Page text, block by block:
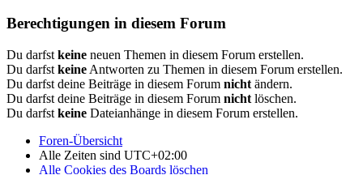
Berechtigungen in diesem Forum
Du darfst keine neuen Themen in diesem Forum erstellen.
Du darfst keine Antworten zu Themen in diesem Forum erstellen.
Du darfst deine Beiträge in diesem Forum nicht ändern.
Du darfst deine Beiträge in diesem Forum nicht löschen.
Du darfst keine Dateianhänge in diesem Forum erstellen.
Foren-Übersicht
Alle Zeiten sind UTC+02:00
Alle Cookies des Boards löschen